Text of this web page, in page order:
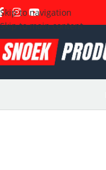
Skip to navigation
Skip to main content